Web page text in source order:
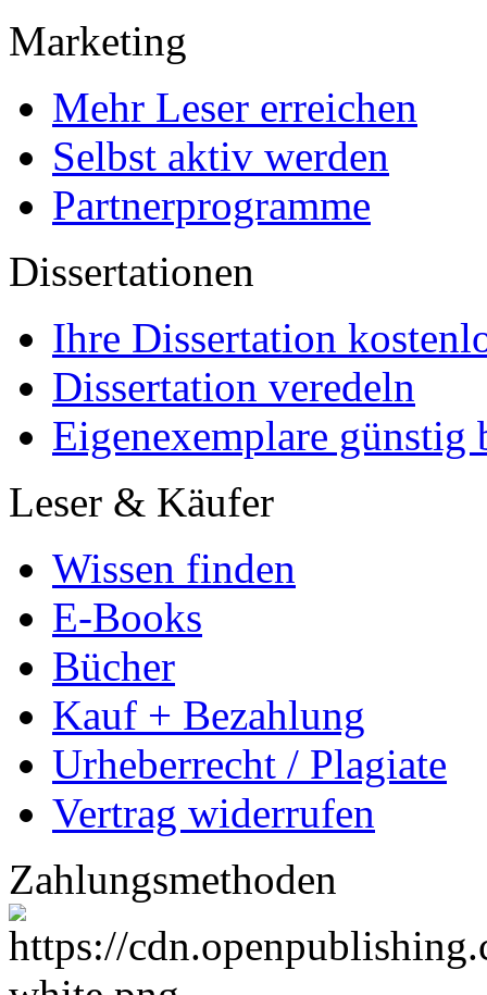
Marketing
Mehr Leser erreichen
Selbst aktiv werden
Partnerprogramme
Dissertationen
Ihre Dissertation
Dissertation veredeln
Eigenexemplare günstig
Leser & Käufer
Wissen finden
E-Books
Bücher
Kauf + Bezahlung
Urheberrecht / Plagiate
Vertrag widerrufen
Zahlungsmethoden